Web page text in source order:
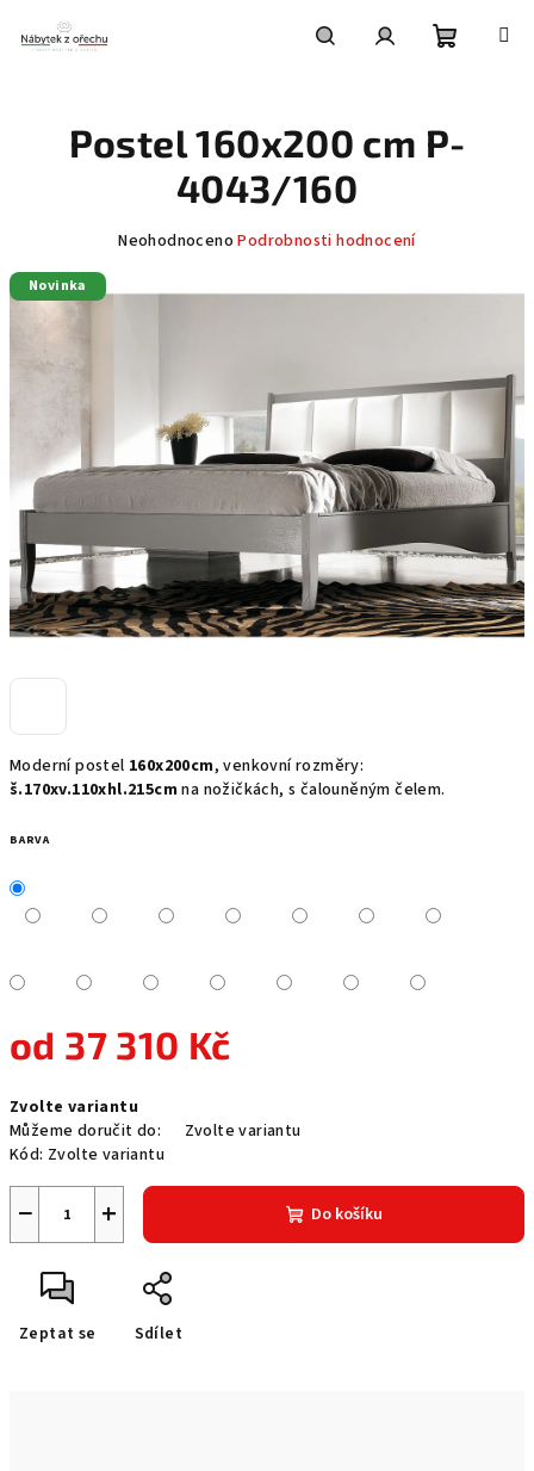
obsah
košík
Moderní postel 160x200cm, venkovní rozměry:
š.170xv.110xhl.215cm na nožičkách, s čalouněným čelem.
BARVA
od 37 310 Kč
cena:
Zvolte variantu
Můžeme doručit do:
Zvolte variantu
Kód: Zvolte variantu
+
− Do košíku
Zeptat se Sdílet
Postel 160x200 cm P-
4043/160
Průměrné
produktu
hvězdiček.
Neohodnoceno Podrobnosti hodnocení
Novinka